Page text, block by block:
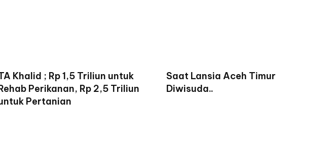
Khalid ; Rp 1,5 Triliun untuk
Perikanan, Rp 2,5 Triliun
Pertanian
Saat Lansia Aceh Timur
Diwisuda..